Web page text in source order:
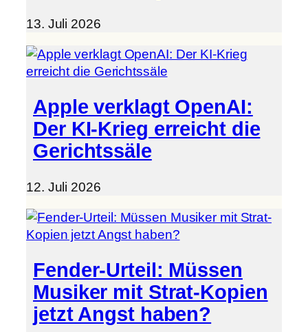
13. Juli 2026
Apple verklagt OpenAI:
Der KI-Krieg erreicht die
Gerichtssäle
12. Juli 2026
Fender-Urteil: Müssen
Musiker mit Strat-Kopien
jetzt Angst haben?